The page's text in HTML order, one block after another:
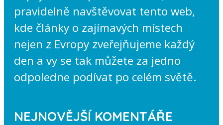
pravidelně navštěvovat tento web,
kde články o zajímavých místech
nejen z Evropy zveřejňujeme každý
den a vy se tak můžete za jedno
odpoledne podívat po celém světě.
NEJNOVĚJŠÍ KOMENTÁŘE